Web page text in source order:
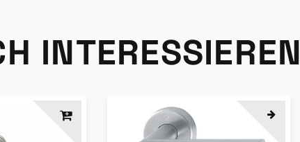
INTERESSIEREN